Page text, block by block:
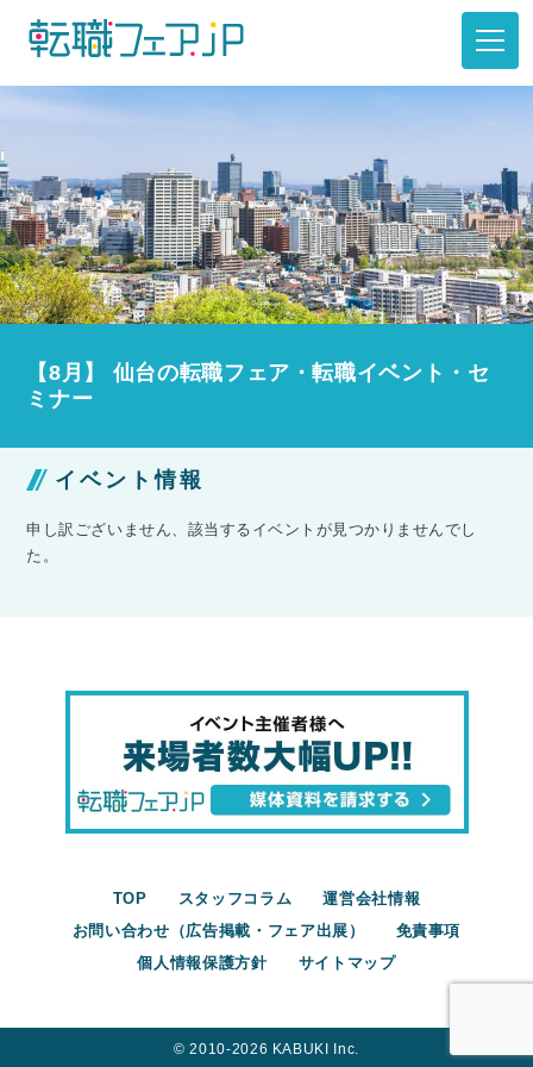
【8月】 仙台の転職フェア・転職イベント・セ
ミナー
イベント情報
申し訳ございません、該当するイベントが見つかりませんでし
た。
TOP スタッフコラム
運営会社情報
お問い合わせ（広告掲載・フェア出展）
免責事項
個人情報保護方針
サイトマップ
©︎ 2010-2026 KABUKI Inc.